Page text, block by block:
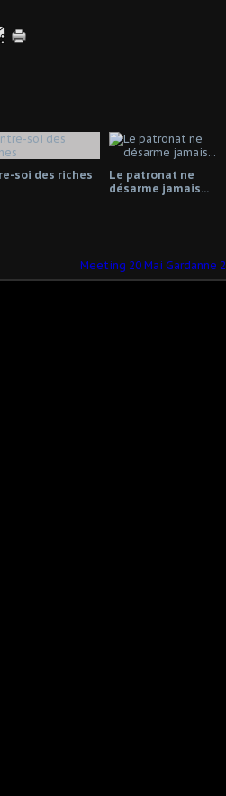
soi des riches
Le patronat ne
désarme jamais...
Meeting 20 Mai Gardanne 2